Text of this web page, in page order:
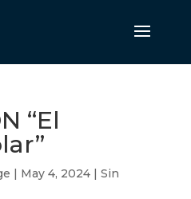
“El
| May 4, 2024| Sin